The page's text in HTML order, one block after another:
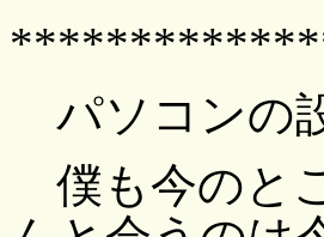
パソコンの
僕も今のと